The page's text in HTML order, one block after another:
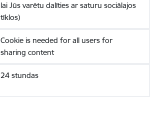
lai Jūs varētu dalīties ar saturu sociālajos
tīklos)
Cookie is needed for all users for
sharing content
24 stundas